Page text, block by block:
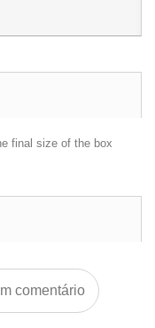
final size of the box
comentário